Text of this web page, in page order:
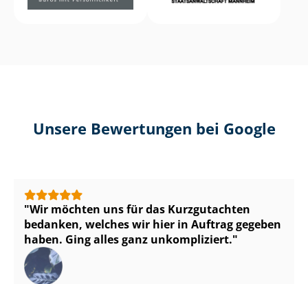
Unsere Bewertungen bei Google
Wir möchten uns für das Kurzgutachten
bedanken, welches wir hier in Auftrag gegeben
haben. Ging alles ganz unkompliziert.